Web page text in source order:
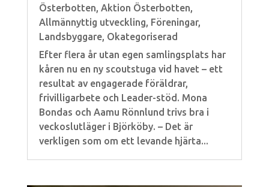
Österbotten, Aktion Österbotten,
Allmännyttig utveckling, Föreningar,
Landsbyggare, Okategoriserad
Efter flera år utan egen samlingsplats har
kåren nu en ny scoutstuga vid havet – ett
resultat av engagerade föräldrar,
frivilligarbete och Leader-stöd. Mona
Bondas och Aamu Rönnlund trivs bra i
veckoslutläger i Björköby. – Det är
verkligen som om ett levande hjärta...